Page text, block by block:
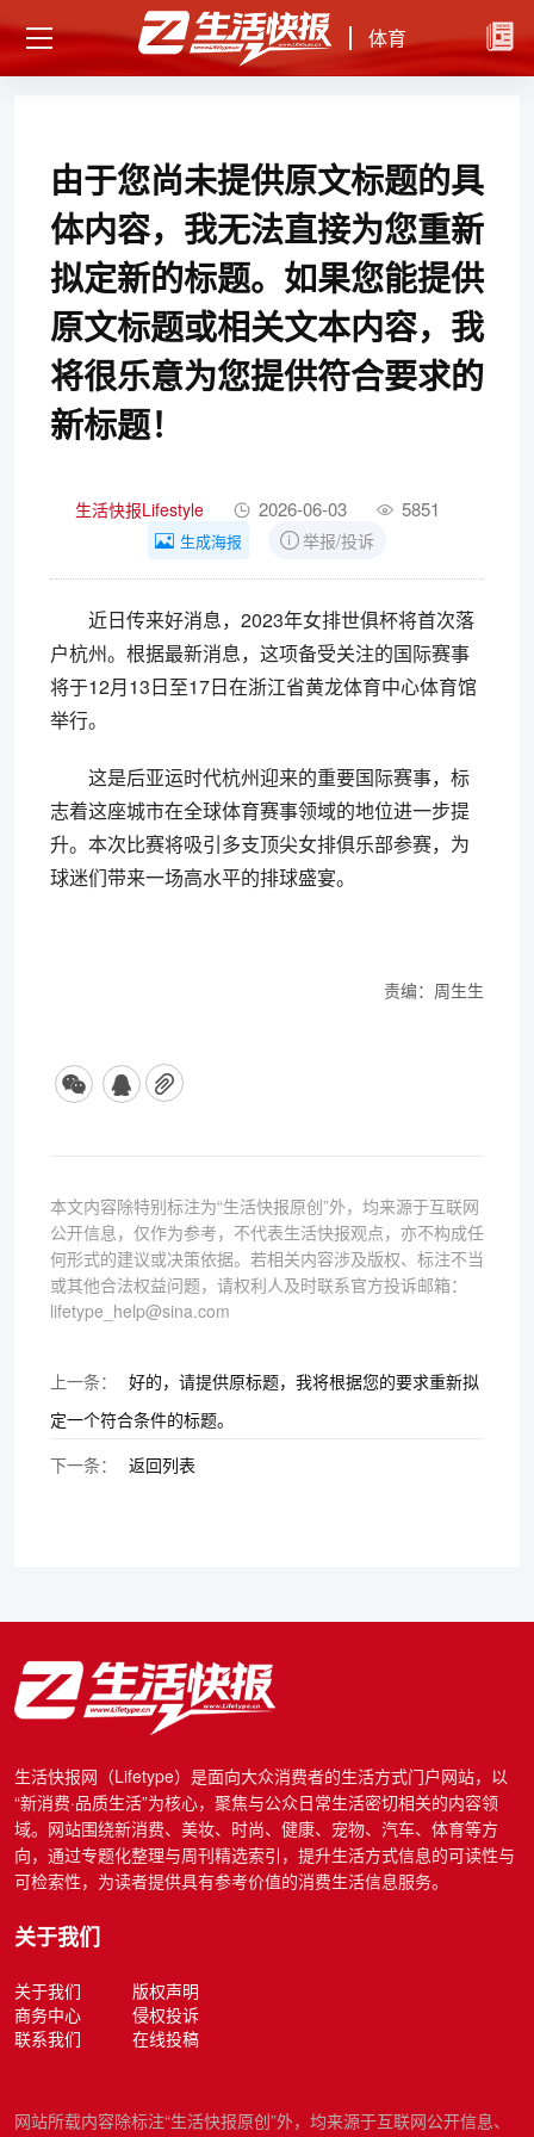
体育
由于您尚未提供原文标题的具
体内容，我无法直接为您重新
拟定新的标题。如果您能提供
原文标题或相关文本内容，我
将很乐意为您提供符合要求的
新标题！
生活快报Lifestyle 2026-06-03 5851
生成海报 举报/投诉
近日传来好消息，2023年女排世俱杯将首次落
户杭州。根据最新消息，这项备受关注的国际赛事
将于12月13日至17日在浙江省黄龙体育中心体育馆
举行。
这是后亚运时代杭州迎来的重要国际赛事，标
志着这座城市在全球体育赛事领域的地位进一步提
升。本次比赛将吸引多支顶尖女排俱乐部参赛，为
球迷们带来一场高水平的排球盛宴。
责编：周生生
本文内容除特别标注为“生活快报原创”外，均来源于互联网
公开信息，仅作为参考，不代表生活快报观点，亦不构成任
何形式的建议或决策依据。若相关内容涉及版权、标注不当
或其他合法权益问题，请权利人及时联系官方投诉邮箱：
lifetype_help@sina.com
上一条：
好的，请提供原标题，我将根据您的要求重新拟
定一个符合条件的标题。
下一条：
返回列表
生活快报网（Lifetype）是面向大众消费者的生活方式门户网站，以
“新消费·品质生活”为核心，聚焦与公众日常生活密切相关的内容领
域。网站围绕新消费、美妆、时尚、健康、宠物、汽车、体育等方
向，通过专题化整理与周刊精选索引，提升生活方式信息的可读性与
可检索性，为读者提供具有参考价值的消费生活信息服务。
关于我们
关于我们
版权声明
商务中心
侵权投诉
联系我们
在线投稿
网站所载内容除标注“生活快报原创”外，均来源于互联网公开信息、